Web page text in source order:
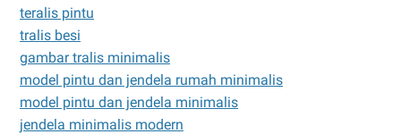
teralis pintu
tralis besi
gambar tralis minimalis
model pintu dan jendela rumah minimalis
model pintu dan jendela minimalis
jendela minimalis modern